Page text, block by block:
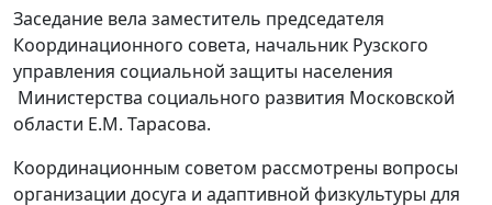
Заседание вела заместитель председателя
Координационного совета, начальник Рузского
управления социальной защиты населения
Министерства социального развития Московской
области Е.М. Тарасова.
Координационным советом рассмотрены вопросы
организации досуга и адаптивной физкультуры для